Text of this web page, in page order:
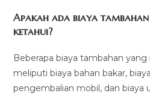
Apakah ada biaya
ketahui?
Beberapa biaya tambahan
meliputi biaya bahan bakar,
pengembalian mobil, dan biaya